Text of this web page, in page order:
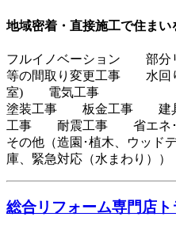
地域密着・直接施工で住まい
フルイノベーション 部分
等の間取り変更工事 水回
室) 電気工事
塗装工事 板金工事 建
工事 耐震工事 省エネ･
その他（造園･植木、ウッド
庫、緊急対応（水まわり））
総合リフォーム専門店ト